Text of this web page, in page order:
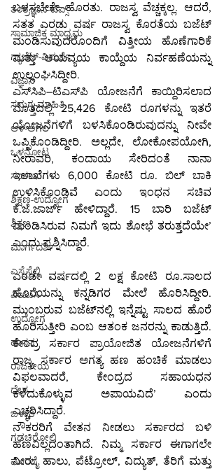
ತಂತ್ರಜ್ಞಾನ-ಟಿಪ್ಸ್
ಸಾಮಾಜಿಕ ಮಾಧ್ಯಮ
ಗ್ಯಾಜೆಟ್-ವಿಮರ್ಶೆ
ವಿಜ್ಞಾನ
ಸಮಗ್ರ-ಮಾಹಿತಿ
ಆಳ-ಅಗಲ
ಒಳನೋಟ
ಸಂಕಲನ
ಶಿಕ್ಷಣ-ಉದ್ಯೋಗ
ಶಿಕ್ಷಣ
ಮಾರ್ಗದರ್ಶಿ
ಎಸ್ಸೆಸ್ಸೆಲ್ಸಿ
ಪಿಯುಸಿ
ಉದ್ಯೋಗ
ಹಾಸನ
ರಾಜಕೀಯ
ದೇಶ
ಬಳ್ಳಾರಿ
ಗಡಚಿರೋಲಿ
ಮುಂಬೈ
ಬಳಸಬೇಕೇ ಹೊರತು. ರಾಜಸ್ವ ವೆಚ್ಚಕ್ಕಲ್ಲ. ಆದರೆ,
ಸತತ ಎರಡು ವರ್ಷ ರಾಜಸ್ವ ಕೊರತೆಯ ಬಜೆಟ್‌
ಮಂಡಿಸುವುದರೊಂದಿಗೆ ವಿತ್ತೀಯ ಹೊಣೆಗಾರಿಕೆ
ಮತ್ತು ಆಯವ್ಯಯ ಕಾಯ್ದೆಯ ನಿರ್ವಹಣೆಯನ್ನು
ಉಲ್ಲಂಘಿಸಿದ್ದೀರಿ.
ಎಸ್‌ಸಿಪಿ–ಟಿಎಸ್‌ಪಿ ಯೋಜನೆಗೆ ಕಾಯ್ದಿರಿಸಲಾದ
ಮೊತ್ತದಲ್ಲಿ 25,426 ಕೋಟಿ ರೂಗಳನ್ನು ಇತರೆ
ಯೋಜನೆಗಳಿಗೆ ಬಳಸಿಕೊಂಡಿರುವುದನ್ನು ನೀವೇ
ಒಪ್ಪಿಕೊಂಡಿದ್ದೀರಿ. ಅಲ್ಲದೇ, ಲೋಕೋಪಯೋಗಿ,
ನೀರಾವರಿ, ಕಂದಾಯ ಸೇರಿದಂತೆ ನಾನಾ
ಇಲಾಖೆಗಳು 6,000 ಕೋಟಿ ರೂ. ಬಿಲ್‌ ಬಾಕಿ
ಉಳಿಸಿಕೊಂಡಿವೆ ಎಂದು ಇಂಧನ ಸಚಿವ
ಕೆ.ಜೆ.ಜಾರ್ಜ್‌ ಹೇಳಿದ್ದಾರೆ. 15 ಬಾರಿ ಬಜೆಟ್
ಮಂಡಿಸಿರುವ ನಿಮಗೆ ಇದು ಶೋಭೆ ತರುತ್ತದೆಯೇ’
ಎಂದು ಪ್ರಶ್ನಿಸಿದ್ದಾರೆ.
ಎರಡೇ ವರ್ಷದಲ್ಲಿ 2 ಲಕ್ಷ ಕೋಟಿ ರೂ.ಸಾಲದ
ಹೊರೆಯನ್ನು ಕನ್ನಡಿಗರ ಮೇಲೆ ಹೊರಿಸಿದ್ದೀರಿ.
ಮುಂಬರುವ ಬಜೆಟ್‌ನಲ್ಲಿ ಇನ್ನೆಷ್ಟು ಸಾಲದ ಹೊರೆ
ಹೊರಿಸುತ್ತೀರಿ ಎಂಬ ಆತಂಕ ಜನರನ್ನು ಕಾಡುತ್ತಿದೆ.
ಕೇಂದ್ರ ಸರ್ಕಾರ ಪ್ರಾಯೋಜಿತ ಯೋಜನೆಗಳಿಗೆ
ರಾಜ್ಯ ಸರ್ಕಾರ ಅಗತ್ಯ ಹಣ ಹಂಚಿಕೆ ಮಾಡಲು
ವಿಫಲವಾದರೆ, ಕೇಂದ್ರದ ಸಹಾಯಧನ
ಕಳೆದುಕೊಳ್ಳುವ ಅಪಾಯವಿದೆ’ ಎಂದು
ಎಚ್ಚರಿಸಿದ್ದಾರೆ.
ನೌಕರರಿಗೆ ವೇತನ ನೀಡಲು ಸರ್ಕಾರದ ಬಳಿ
ಹಣವಿಲ್ಲದಂತಾಗಿದೆ. ನಿಮ್ಮ ಸರ್ಕಾರ ಈಗಾಗಲೇ
ನೀರು, ಹಾಲು, ಪೆಟ್ರೋಲ್, ವಿದ್ಯುತ್, ತೆರಿಗೆ ಮತ್ತು